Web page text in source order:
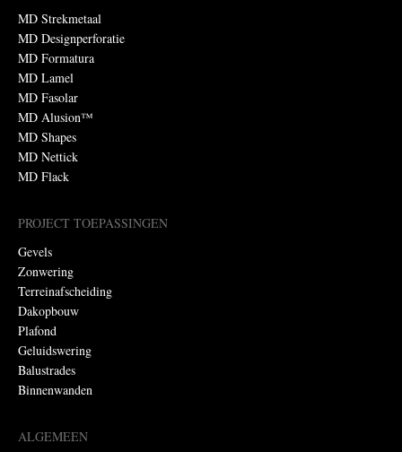
MD Strekmetaal
MD Designperforatie
MD Formatura
MD Lamel
MD Fasolar
MD Alusion™
MD Shapes
MD Nettick
MD Flack
PROJECT TOEPASSINGEN
Gevels
Zonwering
Terreinafscheiding
Dakopbouw
Plafond
Geluidswering
Balustrades
Binnenwanden
ALGEMEEN